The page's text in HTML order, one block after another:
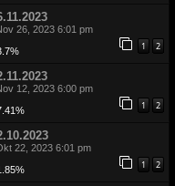
26, 2023 6:01 pm
1 2
12, 2023 6:00 pm
1 2
22, 2023 6:01 pm
1 2